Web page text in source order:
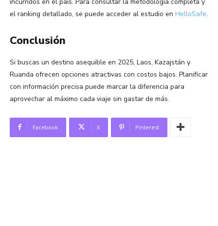
el ranking detallado, se puede acceder al estudio en HelloSafe​.
Conclusión
Si buscas un destino asequible en 2025, Laos, Kazajstán y
Ruanda ofrecen opciones atractivas con costos bajos. Planificar
con información precisa puede marcar la diferencia para
aprovechar al máximo cada viaje sin gastar de más.
Facebook X Pinterest